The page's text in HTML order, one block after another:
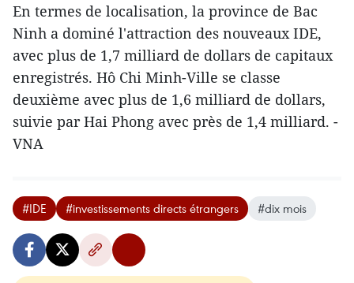
En termes de localisation, la province de Bac
Ninh a dominé l'attraction des nouveaux IDE,
avec plus de 1,7 milliard de dollars de capitaux
enregistrés. Hô Chi Minh-Ville se classe
deuxième avec plus de 1,6 milliard de dollars,
suivie par Hai Phong avec près de 1,4 milliard. -
VNA
#IDE #investissements directs étrangers #dix mois